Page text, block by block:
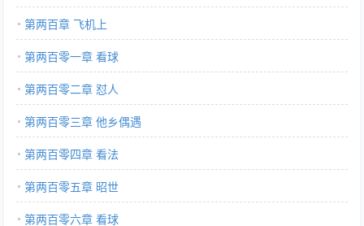
第两百章 飞机上
第两百零一章 看球
第两百零二章 怼人
第两百零三章 他乡偶遇
第两百零四章 看法
第两百零五章 昭世
第两百零六章 看球